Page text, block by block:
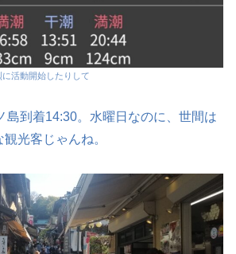
活動開始したりして
島到着14:30。水曜日なのに、世間は
光客じゃんね。